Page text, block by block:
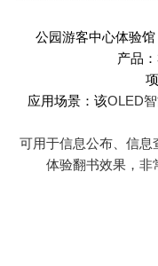
公园游客中心体验馆
产品：
应用场景：该OLED
可用于信息公布、信息
体验翻书效果，非